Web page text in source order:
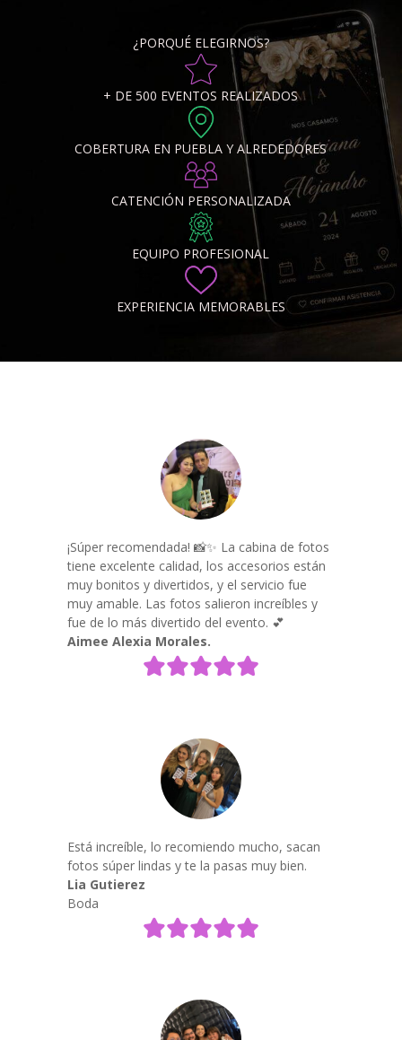
¿PORQUÉ ELEGIRNOS?
+ DE 500 EVENTOS REALIZADOS
COBERTURA EN PUEBLA Y ALREDEDORES
CATENCIÓN PERSONALIZADA
EQUIPO PROFESIONAL
EXPERIENCIA MEMORABLES
¡Súper recomendada! 📸✨ La cabina de fotos
tiene excelente calidad, los accesorios están
muy bonitos y divertidos, y el servicio fue
muy amable. Las fotos salieron increíbles y
fue de lo más divertido del evento. 💕
Aimee Alexia Morales.
Está increíble, lo recomiendo mucho, sacan
fotos súper lindas y te la pasas muy bien.
Lia Gutierez
Boda